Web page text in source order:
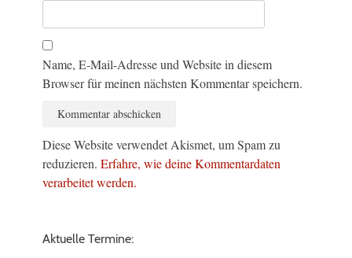
Name, E-Mail-Adresse und Website in diesem
Browser für meinen nächsten Kommentar speichern.
Diese Website verwendet Akismet, um Spam zu
reduzieren. Erfahre, wie deine Kommentardaten
verarbeitet werden.
Aktuelle Termine: